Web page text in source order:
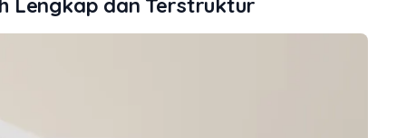
Lengkap dan Terstruktur